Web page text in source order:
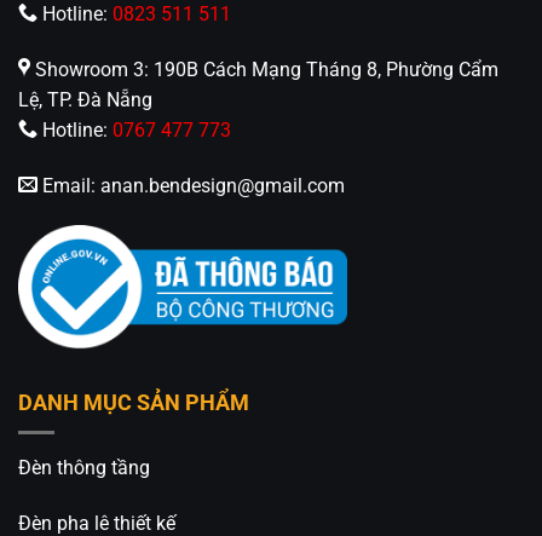
Hotline: 0823 511 511
Showroom 3: 190B Cách Mạng Tháng 8, Phường Cẩm
Lệ, TP. Đà Nẵng
Hotline: 0767 477 773
Email: anan.bendesign@gmail.com
DANH MỤC SẢN PHẨM
Đèn thông tầng
Đèn pha lê thiết kế